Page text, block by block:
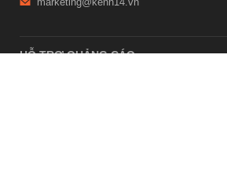
HỖ TRỢ QUẢNG CÁO